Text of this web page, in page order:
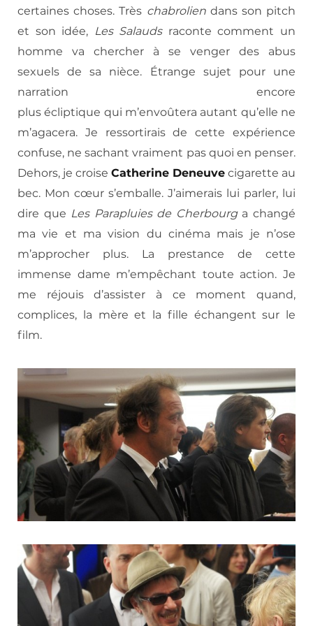
certaines choses. Très chabroliendans son pitch
et son idée, Les Salaudsraconte comment un
homme va chercher à se venger des abus
sexuels de sa nièce. Étrange sujet pour une
narration encore
plus écliptique qui m’envoûtera autant qu’elle ne
m’agacera. Je ressortirais de cette expérience
confuse, ne sachant vraiment pas quoi en penser.
Dehors, je croise Catherine Deneuve cigarette au
bec. Mon cœur s’emballe. J’aimerais lui parler, lui
dire que Les Parapluies de Cherbourga changé
ma vie et ma vision du cinéma mais je n’ose
m’approcher plus. La prestance de cette
immense dame m’empêchant toute action. Je
me réjouis d’assister à ce moment quand,
complices, la mère et la fille échangent sur le
film.